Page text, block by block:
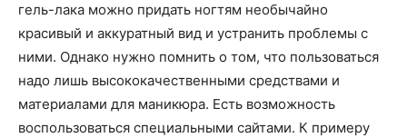
гель-лака можно придать ногтям необычайно
красивый и аккуратный вид и устранить проблемы с
ними. Однако нужно помнить о том, что пользоваться
надо лишь высококачественными средствами и
материалами для маникюра. Есть возможность
воспользоваться специальными сайтами. К примеру